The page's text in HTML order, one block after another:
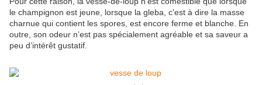
le champignon est jeune, lorsque la gleba, c'est à dire la masse
charnue qui contient les spores, est encore ferme et blanche. En
outre, son odeur n’est pas spécialement agréable et sa saveur a
peu d’intérêt gustatif.